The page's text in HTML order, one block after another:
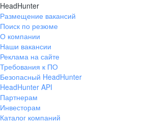
HeadHunter
Размещение вакансий
Поиск по резюме
О компании
Наши вакансии
Реклама на сайте
Требования к ПО
Безопасный HeadHunter
HeadHunter API
Партнерам
Инвесторам
Каталог компаний